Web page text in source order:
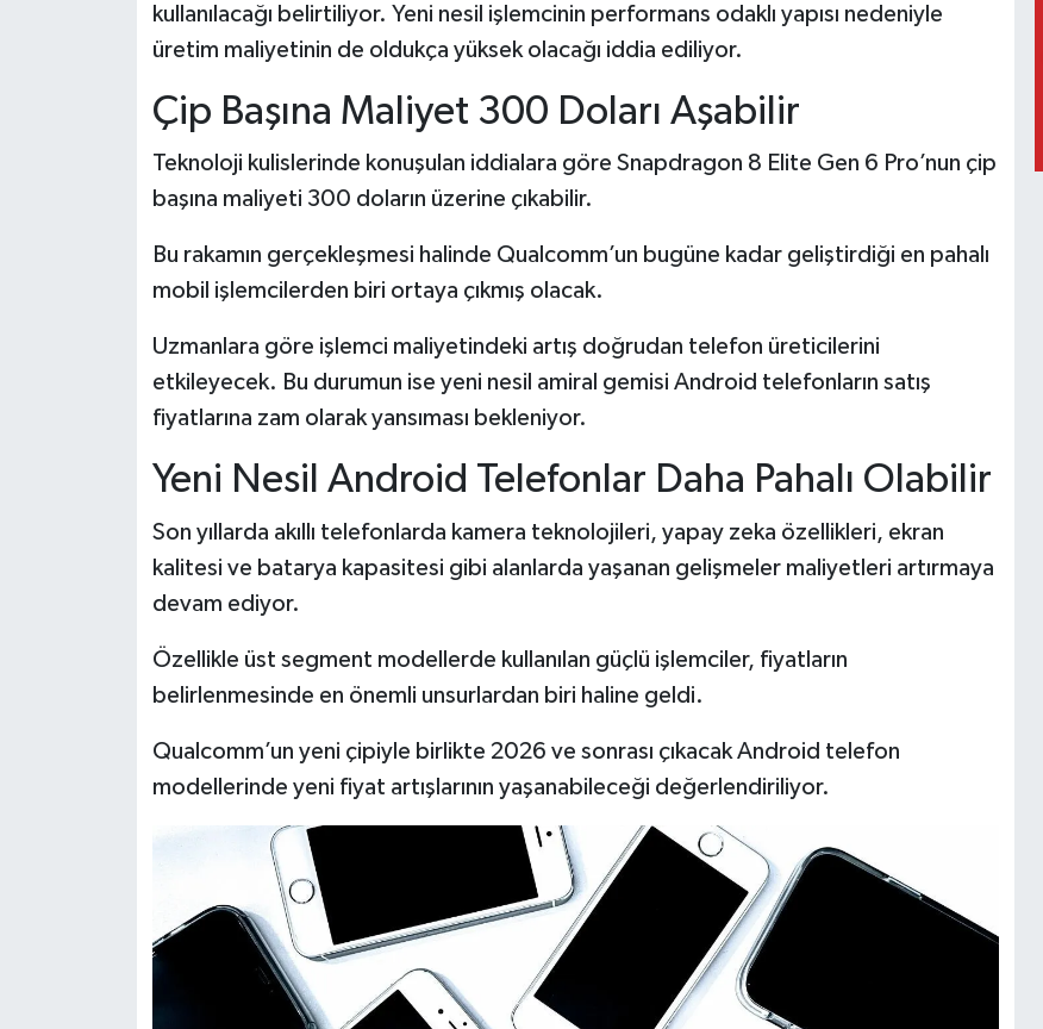
kullanılacağı belirtiliyor. Yeni nesil işlemcinin performans odaklı yapısı nedeniyle
üretim maliyetinin de oldukça yüksek olacağı iddia ediliyor.
Çip Başına Maliyet 300 Doları Aşabilir
Teknoloji kulislerinde konuşulan iddialara göre Snapdragon 8 Elite Gen 6 Pro’nun çip
başına maliyeti 300 doların üzerine çıkabilir.
Bu rakamın gerçekleşmesi halinde Qualcomm’un bugüne kadar geliştirdiği en pahalı
mobil işlemcilerden biri ortaya çıkmış olacak.
Uzmanlara göre işlemci maliyetindeki artış doğrudan telefon üreticilerini
etkileyecek. Bu durumun ise yeni nesil amiral gemisi Android telefonların satış
fiyatlarına zam olarak yansıması bekleniyor.
Yeni Nesil Android Telefonlar Daha Pahalı Olabilir
Son yıllarda akıllı telefonlarda kamera teknolojileri, yapay zeka özellikleri, ekran
kalitesi ve batarya kapasitesi gibi alanlarda yaşanan gelişmeler maliyetleri artırmaya
devam ediyor.
Özellikle üst segment modellerde kullanılan güçlü işlemciler, fiyatların
belirlenmesinde en önemli unsurlardan biri haline geldi.
Qualcomm’un yeni çipiyle birlikte 2026 ve sonrası çıkacak Android telefon
modellerinde yeni fiyat artışlarının yaşanabileceği değerlendiriliyor.